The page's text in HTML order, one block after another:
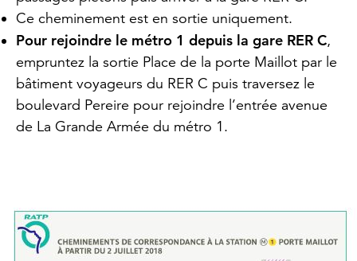
Ce cheminement est en sortie uniquement.
Pour rejoindre le métro 1 depuis la gare RER C,
empruntez la sortie Place de la porte Maillot par le
bâtiment voyageurs du RER C puis traversez le
boulevard Pereire pour rejoindre l’entrée avenue
de La Grande Armée du métro 1.